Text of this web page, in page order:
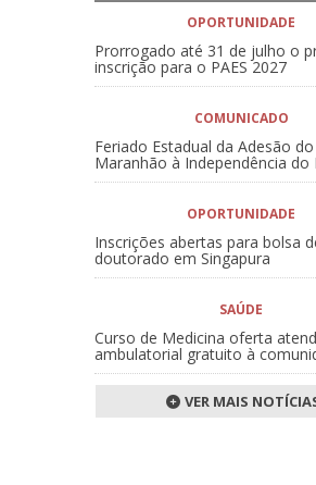
OPORTUNIDADE
Prorrogado até 31 de julho o
inscrição para o PAES 2027
COMUNICADO
Feriado Estadual da Adesão do
Maranhão à Independência do
OPORTUNIDADE
Inscrições abertas para bolsa
doutorado em Singapura
SAÚDE
Curso de Medicina oferta
ambulatorial gratuito à
VER MAIS